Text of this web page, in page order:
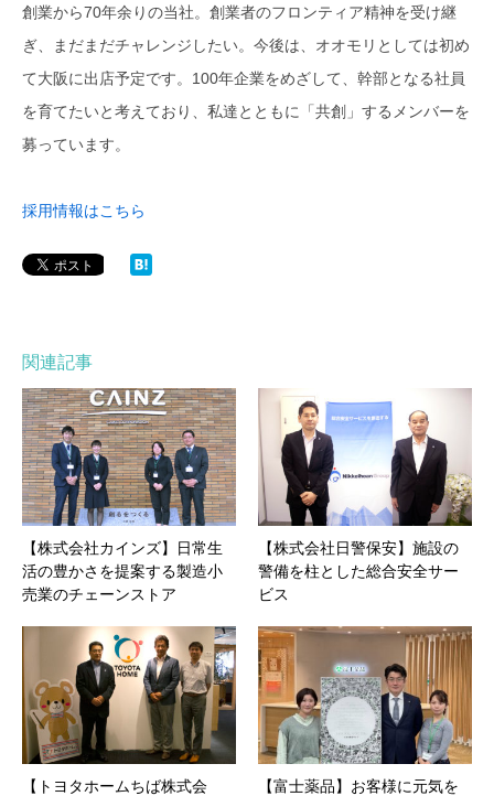
創業から70年余りの当社。創業者のフロンティア精神を受け継
ぎ、まだまだチャレンジしたい。今後は、オオモリとしては初め
て大阪に出店予定です。100年企業をめざして、幹部となる社員
を育てたいと考えており、私達とともに「共創」するメンバーを
募っています。
採用情報はこちら
関連記事
【株式会社カインズ】日常生
活の豊かさを提案する製造小
売業のチェーンストア
【株式会社日警保安】施設の
警備を柱とした総合安全サー
ビス
【トヨタホームちば株式会
【富士薬品】お客様に元気を